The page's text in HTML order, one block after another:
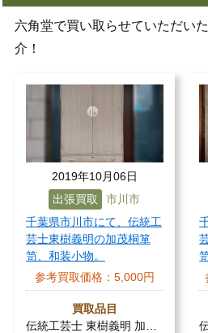
六角堂で買い取らせていただい
介！
2019年10月06日
出張買取
市川市
千葉県市川市にて、伝統工
芸士東樹義明の加茂桐箪
笥、和装小物。
参考買取価格： 5,000円
買取品目
伝統工芸士 東樹義明 加…